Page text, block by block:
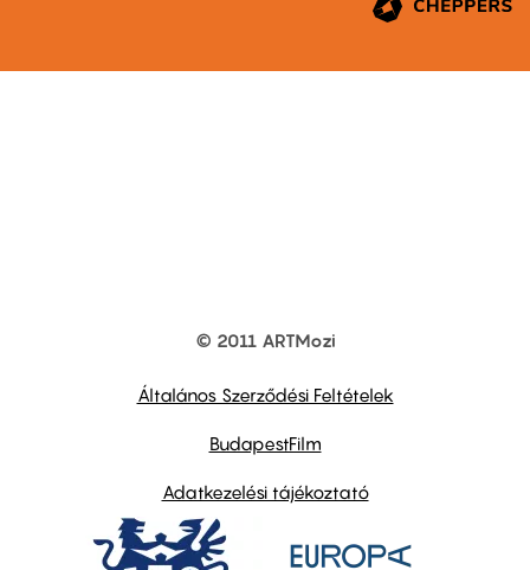
© 2011 ARTMozi
Általános Szerződési Feltételek
BudapestFilm
Adatkezelési tájékoztató